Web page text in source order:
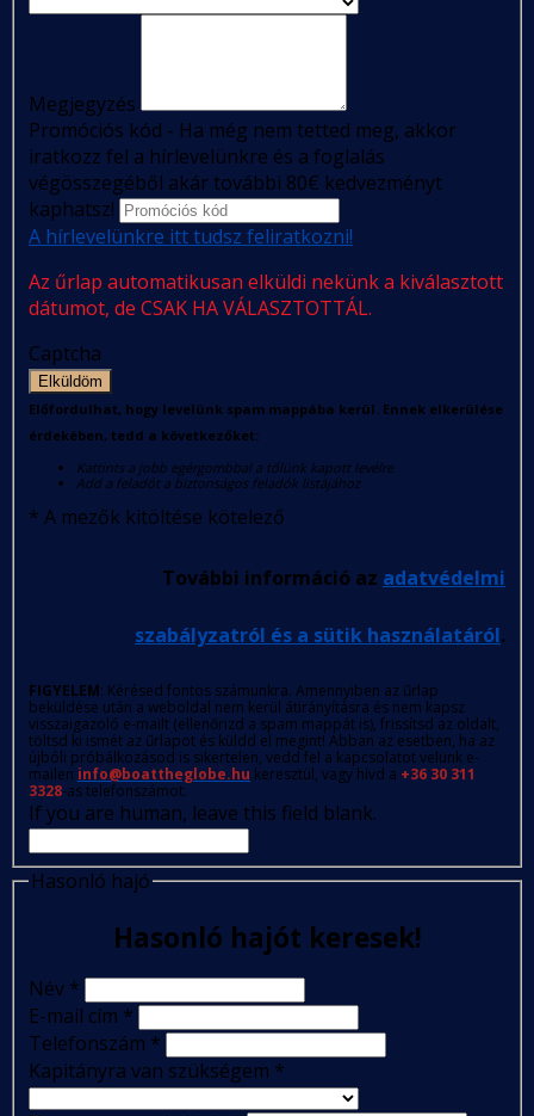
Megjegyzés
Promóciós kód - Ha még nem tetted meg, akkor
iratkozz fel a hírlevelünkre és a foglalás
végösszegéből akár további 80€ kedvezményt
kaphatsz!
A hírlevelünkre itt tudsz feliratkozni!
Az űrlap automatikusan elküldi nekünk a kiválasztott
dátumot, de CSAK HA VÁLASZTOTTÁL.
Captcha
Elküldöm
Előfordulhat, hogy levelünk spam mappába kerül. Ennek elkerülése
érdekében, tedd a következőket:
Kattints a jobb egérgombbal a tőlünk kapott levélre
Add a feladót a biztonságos feladók listájához
* A mezők kitöltése kötelező
További információ az adatvédelmi
szabályzatról és a sütik használatáról.
FIGYELEM: Kérésed fontos számunkra. Amennyiben az űrlap
beküldése után a weboldal nem kerül átirányításra és nem kapsz
visszaigazoló e-mailt (ellenőrizd a spam mappát is), frissítsd az oldalt,
töltsd ki ismét az űrlapot és küldd el megint! Abban az esetben, ha az
újbóli próbálkozásod is sikertelen, vedd fel a kapcsolatot velünk e-
mailen info@boattheglobe.hu keresztül, vagy hívd a +36 30 311
3328-as telefonszámot.
If you are human, leave this field blank.
Hasonló hajó
Hasonló hajót keresek!
Név *
E-mail cím *
Telefonszám *
Kapitányra van szükségem *